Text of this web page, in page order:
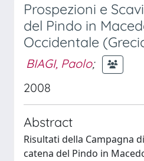
Prospezioni e
del Pindo in
Occidentale
BIAGI, Paolo;
2008
Abstract
Risultati della Campagna
catena del Pindo in